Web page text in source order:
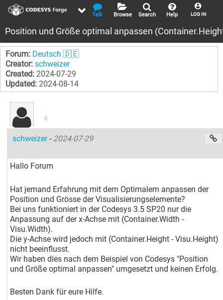
LOG IN
Help
Search
Browse
Talk
Position und Größe optimal anpassen
Forum: Deutsch 🇩🇪
Creator: schweizer
Created: 2024-07-29
Updated: 2024-08-14
schweizer- 2024-07-29
Hallo Forum
Hat jemand Erfahrung mit dem Optimalem anpassen der
Position und Grösse der Visualisierungselemente?
Bei uns funktioniert in der Codesys 3.5 SP20 nur die
Anpassung auf der x-Achse mit (Container.Width -
Visu.Width).
Die y-Achse wird jedoch mit (Container.Height - Visu.Height)
nicht beeinflusst.
Wir haben dies nach dem Beispiel von Codesys "Position
und Größe optimal anpassen" umgesetzt und keinen Erfolg.
Besten Dank für eure Hilfe.